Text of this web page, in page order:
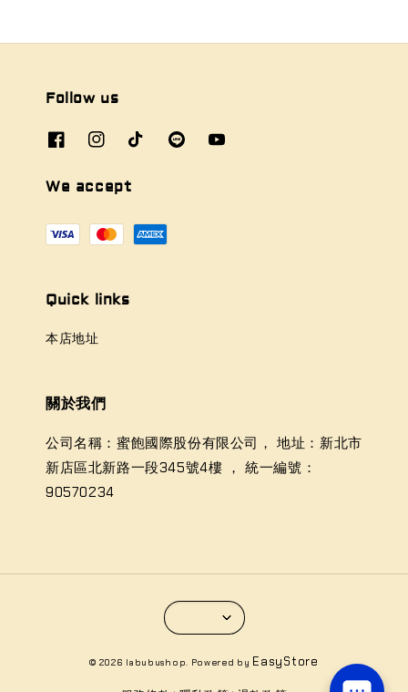
Follow us
We accept
Quick links
本店地址
關於我們
公司名稱：蜜飽國際股份有限公司， 地址：新北市
新店區北新路一段345號4樓 ， 統一編號：
90570234
© 2026 labubushop. Powered by EasyStore